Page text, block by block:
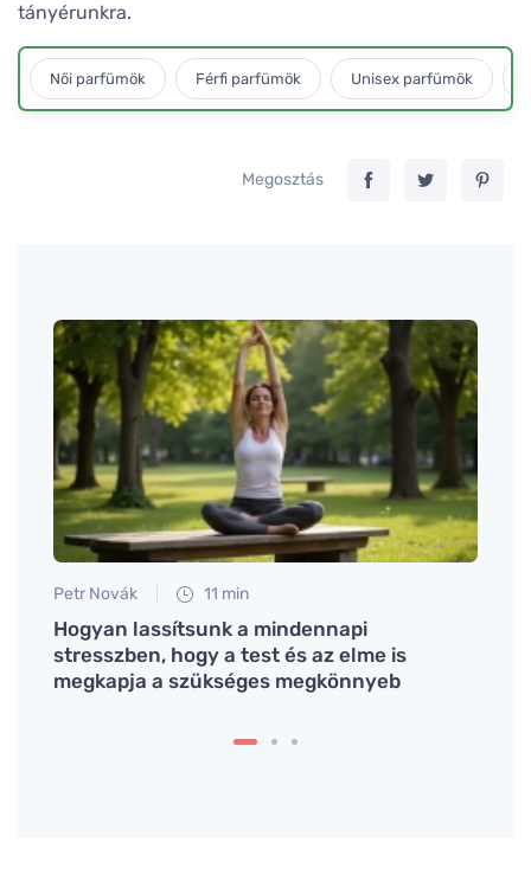
tányérunkra.
Női parfümök Férfi parfümök Unisex parfümök
Megosztás
Petr Novák 11 min
Hogyan lassítsunk a mindennapi
stresszben, hogy a test és az elme is
megkapja a szükséges megkönnyeb